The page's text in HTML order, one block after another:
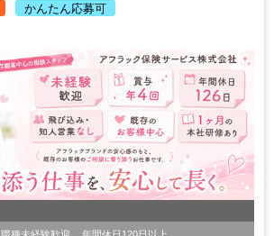
かんたん応募可